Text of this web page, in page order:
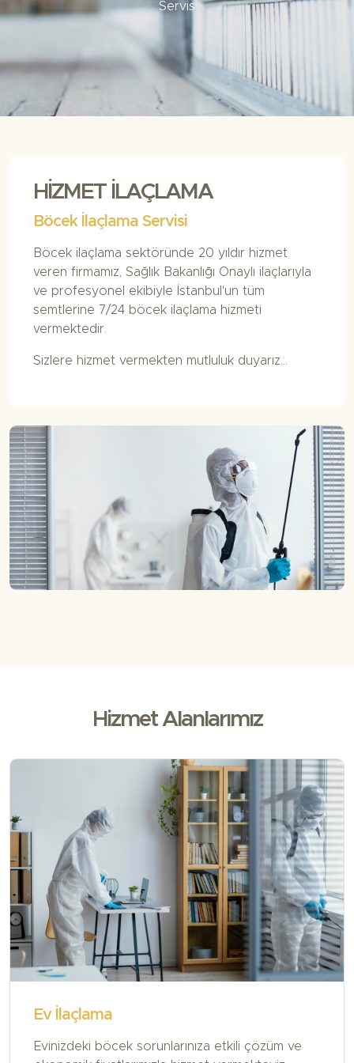
Servis
Servis
HİZMET İLAÇLAMA
Böcek İlaçlama Servisi
Böcek ilaçlama sektöründe 20 yıldır hizmet
veren firmamız, Sağlık Bakanlığı Onaylı ilaçlarıyla
ve profesyonel ekibiyle İstanbul'un tüm
semtlerine 7/24 böcek ilaçlama hizmeti
vermektedir.
Sizlere hizmet vermekten mutluluk duyarız...
Hizmet Alanlarımız
Ev İlaçlama
Evinizdeki böcek sorunlarınıza etkili çözüm ve